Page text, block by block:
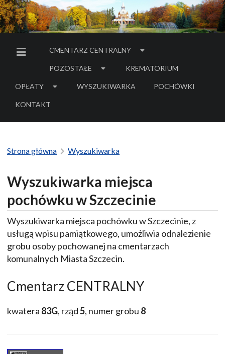
MENU BOCZNE
CMENTARZ CENTRALNY
POZOSTAŁE KREMATORIUM
OPŁATY WYSZUKIWARKA POCHÓWKI
- LINK DO SERWISU
KONTAKT
Strona główna Wyszukiwarka
Wyszukiwarka miejsca
pochówku w Szczecinie
Wyszukiwarka miejsca pochówku w Szczecinie, z
usługą wpisu pamiątkowego, umożliwia odnalezienie
grobu osoby pochowanej na cmentarzach
komunalnych Miasta Szczecin.
Cmentarz CENTRALNY
kwatera 83G, rząd5, numer grobu 8